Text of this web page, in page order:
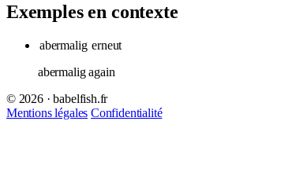
Exemples en contexte
abermalig erneut
abermalig again
© 2026 · babelfish.fr
Mentions légales Confidentialité